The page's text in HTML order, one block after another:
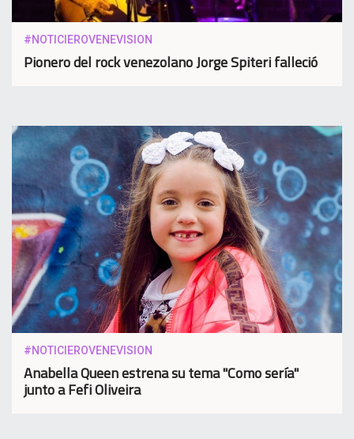
#NOTICIEROVENEVISION
Pionero del rock venezolano Jorge Spiteri falleció
#NOTICIEROVENEVISION
Anabella Queen estrena su tema "Como sería"
junto a Fefi Oliveira